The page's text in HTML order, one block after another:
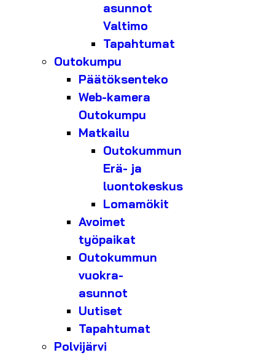
asunnot
Valtimo
Tapahtumat
Outokumpu
Päätöksenteko
Web-kamera
Outokumpu
Matkailu
Outokummun
Erä- ja
luontokeskus
Lomamökit
Avoimet
työpaikat
Outokummun
vuokra-
asunnot
Uutiset
Tapahtumat
Polvijärvi